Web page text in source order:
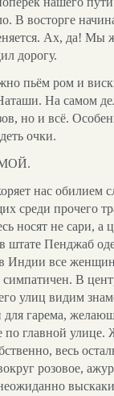
В восторге
Ах, да! Мы
дорогу.
пьём ром и
На самом
но и всё.
очки.
нас обилием
среди прочего
носят не сари, а
штате Пенджаб
Индии все
симпатичен. В
улиц видим
гарема,
по главной
весь
розовое,